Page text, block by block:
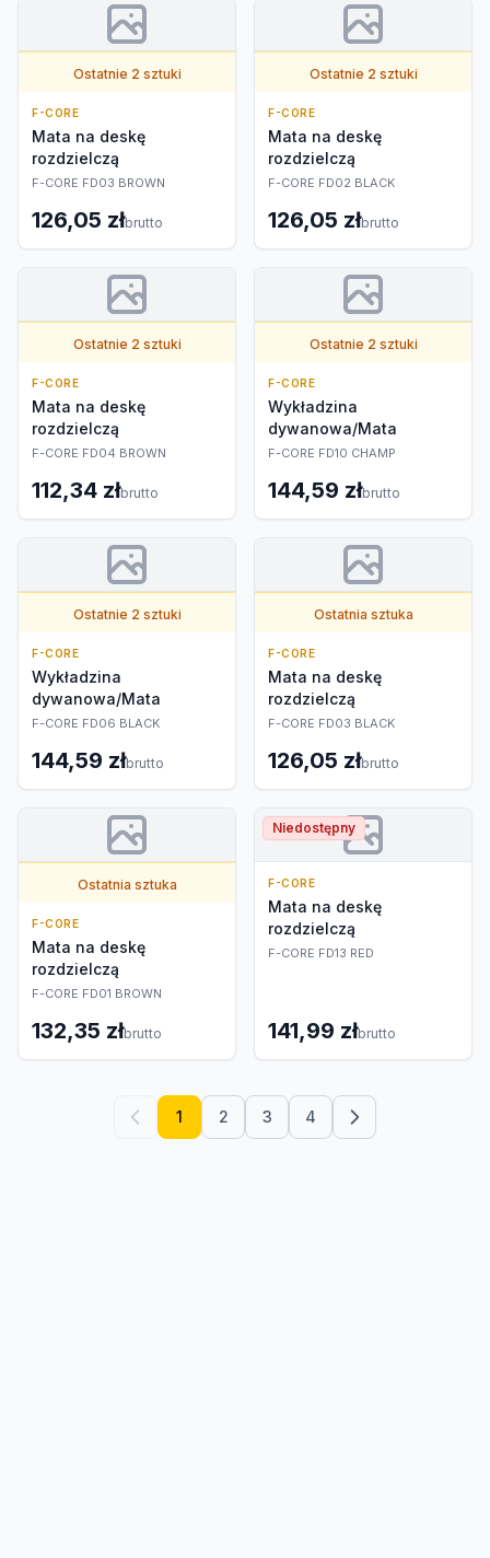
Ostatnie 2 sztuki
F-CORE
Mata na deskę
rozdzielczą
F-CORE FD03 BROWN
126,05 złbrutto
Ostatnie 2 sztuki
F-CORE
Mata na deskę
rozdzielczą
F-CORE FD02 BLACK
126,05 złbrutto
Ostatnie 2 sztuki
F-CORE
Mata na deskę
rozdzielczą
F-CORE FD04 BROWN
112,34 złbrutto
Ostatnie 2 sztuki
F-CORE
Wykładzina
dywanowa/Mata
F-CORE FD10 CHAMP
144,59 złbrutto
Ostatnie 2 sztuki
F-CORE
Wykładzina
dywanowa/Mata
F-CORE FD06 BLACK
144,59 złbrutto
Ostatnia sztuka
F-CORE
Mata na deskę
rozdzielczą
F-CORE FD03 BLACK
126,05 złbrutto
Ostatnia sztuka
F-CORE
Mata na deskę
rozdzielczą
F-CORE FD01 BROWN
132,35 złbrutto
Niedostępny
F-CORE
Mata na deskę
rozdzielczą
F-CORE FD13 RED
141,99 złbrutto
1 2 3 4